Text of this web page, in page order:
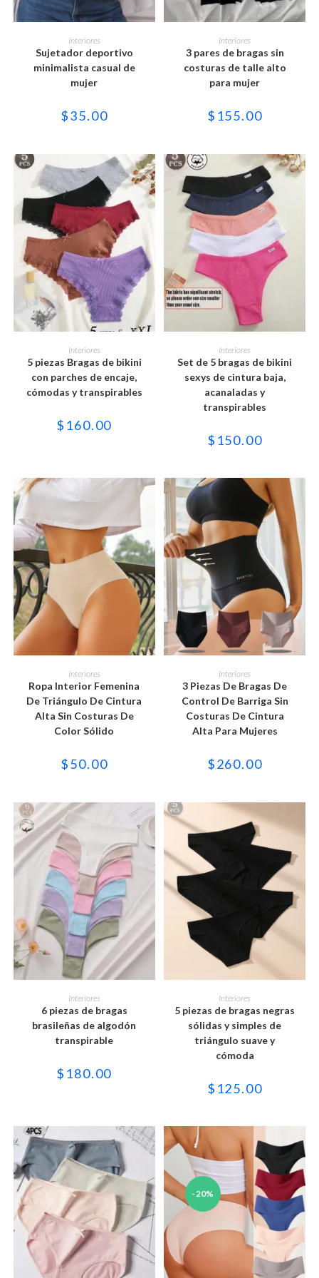
SELECCIONAR OPCIONES
producto
tiene
múltiples
variantes.
Las
opciones
elegir
producto
Interiores
Sujetador deportivo
minimalista casual de
mujer
$35.00
SELECCIONAR OPCIONES
producto
tiene
múltiples
variantes.
Las
opciones
elegir
de
producto
Interiores
3 pares de bragas sin
costuras de talle alto
para mujer
$ 155.00
SELECCIONAR OPCIONES
Este
producto
tiene
múltiples
variantes.
opciones
elegir
producto
Interiores
5 piezas Bragas de bikini
con parches de encaje,
cómodas y transpirables
$ 160.00
SELECCIONAR OPCIONES
Este
producto
tiene
múltiples
variantes.
opciones
se
en
la
producto
Interiores
Set de 5 bragas de bikini
sexys de cintura baja,
acanaladas y
transpirables
$ 150.00
SELECCIONAR OPCIONES
Este
producto
tiene
múltiples
variantes.
opciones
se
en
la
Interiores
Ropa Interior Femenina
De Triángulo De Cintura
Alta Sin Costuras De
Color Sólido
$50.00
SELECCIONAR OPCIONES
Este
producto
tiene
múltiples
variantes.
opciones
se
pueden
en
la
Interiores
3 Piezas De Bragas De
Control De Barriga Sin
Costuras De Cintura
Alta Para Mujeres
$260.00
SELECCIONAR OPCIONES
Este
producto
tiene
múltiples
variantes.
opciones
elegir
producto
Interiores
6 piezas de bragas
brasileñas de algodón
transpirable
$ 180.00
SELECCIONAR OPCIONES
Este
producto
tiene
múltiples
variantes.
Las
opciones
se
en
la
producto
Interiores
5 piezas de bragas negras
sólidas y simples de
triángulo suave y
cómoda
$ 125.00
-20%